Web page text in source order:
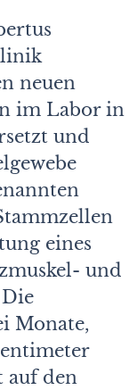
neuen
im Labor in
und
eines
und
Monate,
auf den